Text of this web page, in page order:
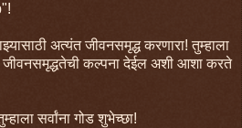
अत्यंत जीवनसमृद्ध करणारा! तुम्हाला
जीवनसमृद्धतेची कल्पना देईल अशी आशा करते
सर्वांना गोड शुभेच्छा!